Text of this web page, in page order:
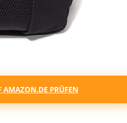
AMAZON.DE PRÜFEN